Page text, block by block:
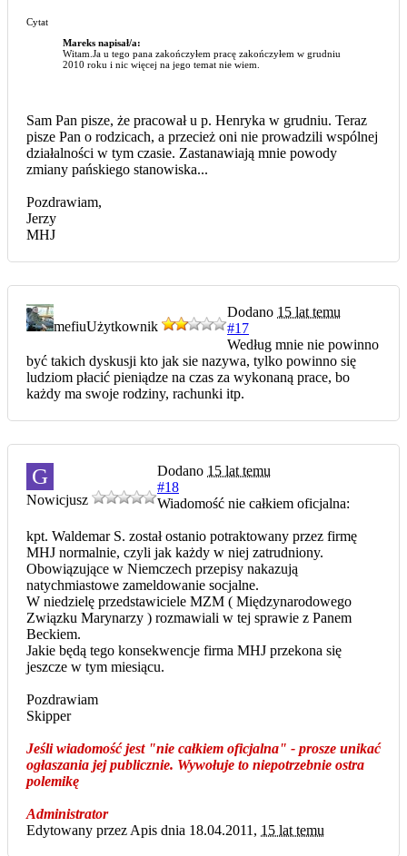
Cytat
Mareks napisał/a:
Witam.Ja u tego pana zakończyłem pracę zakończyłem w grudniu
2010 roku i nic więcej na jego temat nie wiem.
Sam Pan pisze, że pracował u p. Henryka w grudniu. Teraz
pisze Pan o rodzicach, a przecież oni nie prowadzili wspólnej
działalności w tym czasie. Zastanawiają mnie powody
zmiany pańskiego stanowiska...
Pozdrawiam,
Jerzy
MHJ
mefiuUżytkownik
Dodano 15 lat temu
#17
Według mnie nie powinno
być takich dyskusji kto jak sie nazywa, tylko powinno się
ludziom płacić pieniądze na czas za wykonaną prace, bo
każdy ma swoje rodziny, rachunki itp.
G
Nowicjusz
Dodano 15 lat temu
#18
Wiadomość nie całkiem oficjalna:
kpt. Waldemar S. został ostanio potraktowany przez firmę
MHJ normalnie, czyli jak każdy w niej zatrudniony.
Obowiązujące w Niemczech przepisy nakazują
natychmiastowe zameldowanie socjalne.
W niedzielę przedstawiciele MZM ( Międzynarodowego
Związku Marynarzy ) rozmawiali w tej sprawie z Panem
Beckiem.
Jakie będą tego konsekwencje firma MHJ przekona się
jeszcze w tym miesiącu.
Pozdrawiam
Skipper
Jeśli wiadomość jest "nie całkiem oficjalna" - prosze unikać
ogłaszania jej publicznie. Wywołuje to niepotrzebnie ostra
polemikę
Administrator
Edytowany przez Apis dnia 18.04.2011, 15 lat temu